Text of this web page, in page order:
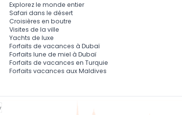
Explorez le monde entier
Safari dans le désert
Croisières en boutre
Visites de la ville
Yachts de luxe
Forfaits de vacances à Dubaï
Forfaits lune de miel à Dubaï
Forfaits de vacances en Turquie
Forfaits vacances aux Maldives